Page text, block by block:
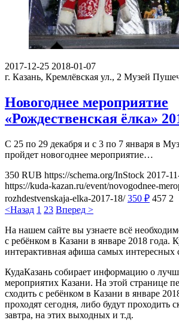
2017-12-25 2018-01-07
г. Казань, Кремлёвская ул., 2 Музей
Новогоднее мероприятие
«Рождественская ёлка»
С 25 по 29 декабря и с 3 по 7 января в
пройдет новогоднее мероприятие…
350 RUB https://schema.org/InStock 2017-
https://kuda-kazan.ru/event/novogodnee-
rozhdestvenskaja-elka-2017-18/ 350 ₽ 457 2
<Назад 1 23 Вперед >
На нашем сайте вы узнаете всё
с ребёнком в Казани в январе 2018 года.
интерактивная афиша самых интересных
КудаКазань собирает информацию о
мероприятих Казани. На этой странице
сходить с ребёнком в Казани в январе
проходят сегодня, либо будут проходить
завтра, на этих выходных и т.д.